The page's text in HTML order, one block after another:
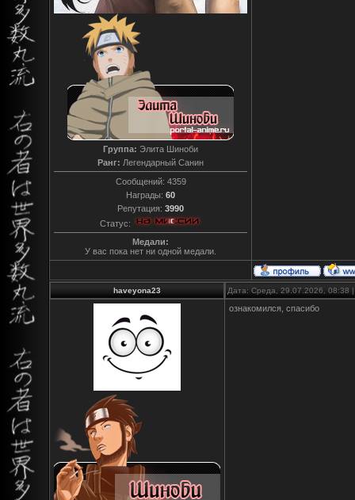
Группа: Элита Шиноби
Ранг: Легендарный Санин
Сообщений: 4359
Награды: 60
Репутация: 3990
Статус:
Медали:
У вас пока нет ни одной медали.
haveyona23 Дата: Среда, 29.07.2026,
ознакомился, спасибо